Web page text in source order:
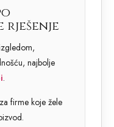
rješenje
najbolje
.
firme koje žele